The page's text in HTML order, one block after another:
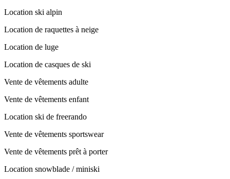
Location ski alpin
Location de raquettes à neige
Location de luge
Location de casques de ski
Vente de vêtements adulte
Vente de vêtements enfant
Location ski de freerando
Vente de vêtements sportswear
Vente de vêtements prêt à porter
Location snowblade / miniski